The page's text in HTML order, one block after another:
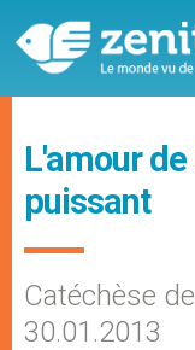
L'amour
puissant
Catéchèse
30.01.2013